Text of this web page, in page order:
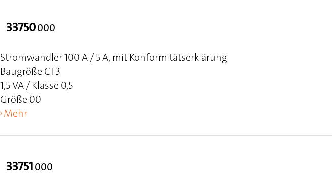
33750000
Stromwandler 100 A / 5 A, mit Konformitätserklärung
Baugröße CT3
1,5 VA / Klasse 0,5
Größe 00
Mehr
33751000